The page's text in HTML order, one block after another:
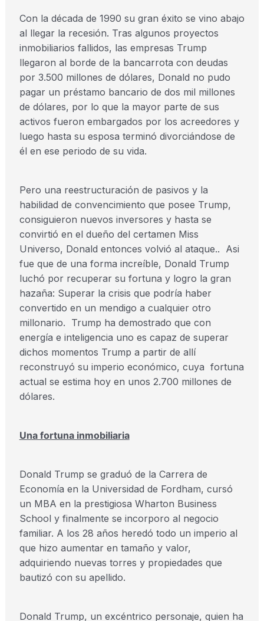
Con la década de 1990 su gran éxito se vino abajo
al llegar la recesión. Tras algunos proyectos
inmobiliarios fallidos, las empresas Trump
llegaron al borde de la bancarrota con deudas
por 3.500 millones de dólares, Donald no pudo
pagar un préstamo bancario de dos mil millones
de dólares, por lo que la mayor parte de sus
activos fueron embargados por los acreedores y
luego hasta su esposa terminó divorciándose de
él en ese periodo de su vida.
Pero una reestructuración de pasivos y la
habilidad de convencimiento que posee Trump,
consiguieron nuevos inversores y hasta se
convirtió en el dueño del certamen Miss
Universo, Donald entonces volvió al ataque.. Asi
fue que de una forma increíble, Donald Trump
luchó por recuperar su fortuna y logro la gran
hazaña: Superar la crisis que podría haber
convertido en un mendigo a cualquier otro
millonario. Trump ha demostrado que con
energía e inteligencia uno es capaz de superar
dichos momentos Trump a partir de allí
reconstruyó su imperio económico, cuya fortuna
actual se estima hoy en unos 2.700 millones de
dólares.
Una fortuna inmobiliaria
Donald Trump se graduó de la Carrera de
Economía en la Universidad de Fordham, cursó
un MBA en la prestigiosa Wharton Business
School y finalmente se incorporo al negocio
familiar. A los 28 años heredó todo un imperio al
que hizo aumentar en tamaño y valor,
adquiriendo nuevas torres y propiedades que
bautizó con su apellido.
Donald Trump, un excéntrico personaje, quien ha